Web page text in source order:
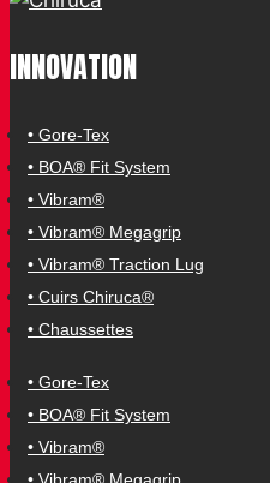
INNOVATION
• Gore-Tex
• BOA® Fit System
• Vibram®
• Vibram® Megagrip
• Vibram® Traction Lug
• Cuirs Chiruca®
• Chaussettes
• Gore-Tex
• BOA® Fit System
• Vibram®